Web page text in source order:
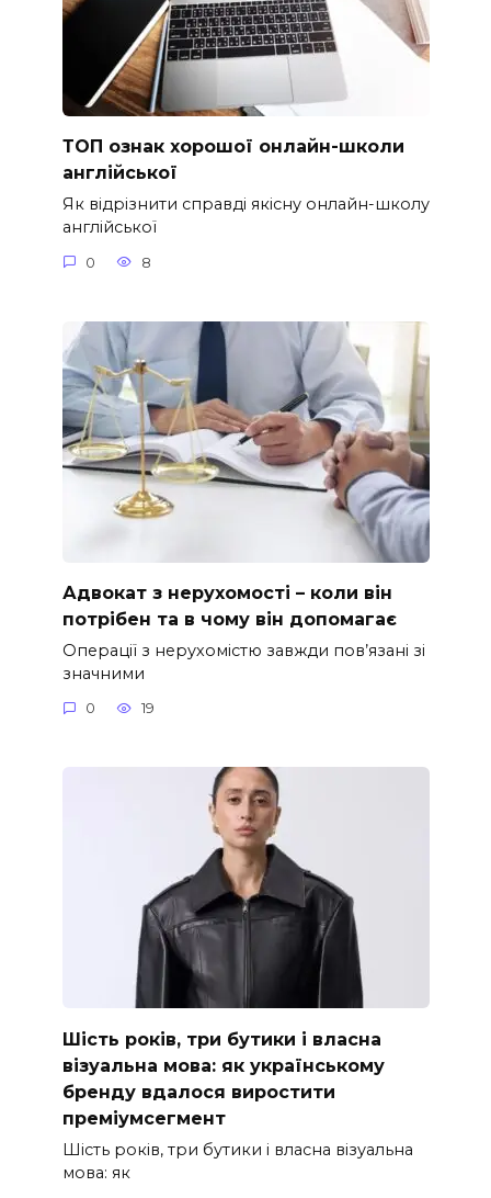
ТОП ознак хорошої онлайн-школи
англійської
Як відрізнити справді якісну онлайн-школу
англійської
0 8
Адвокат з нерухомості – коли він
потрібен та в чому він допомагає
Операції з нерухомістю завжди пов’язані зі
значними
0 19
Шість років, три бутики і власна
візуальна мова: як українському
бренду вдалося виростити
преміумсегмент
Шість років, три бутики і власна візуальна
мова: як